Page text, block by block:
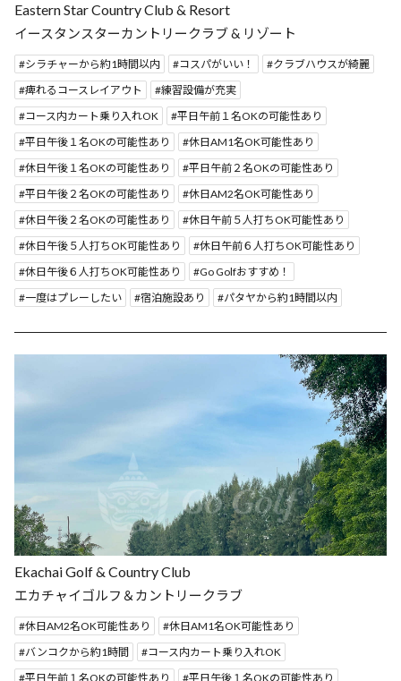
Eastern Star Country Club & Resort
イースタンスターカントリークラブ & リゾート
シラチャーから約1時間以内 コスパがいい！
クラブハウスが綺麗
痺れるコースレイアウト
練習設備が充実
コース内カート乗り入れOK
平日午前１名OKの可能性あり
平日午後１名OKの可能性あり
休日AM1名OK可能性あり
休日午後１名OKの可能性あり
平日午前２名OKの可能性あり
平日午後２名OKの可能性あり
休日AM2名OK可能性あり
休日午後２名OKの可能性あり
休日午前５人打ちOK可能性あり
休日午後５人打ちOK可能性あり
休日午前６人打ちOK可能性あり
休日午後６人打ちOK可能性あり
Go Golfおすすめ！
一度はプレーしたい
宿泊施設あり パタヤから約1時間以内
Ekachai Golf & Country Club
エカチャイゴルフ＆カントリークラブ
休日AM2名OK可能性あり
休日AM1名OK可能性あり
バンコクから約1時間
コース内カート乗り入れOK
平日午前１名OKの可能性あり
平日午後１名OKの可能性あり